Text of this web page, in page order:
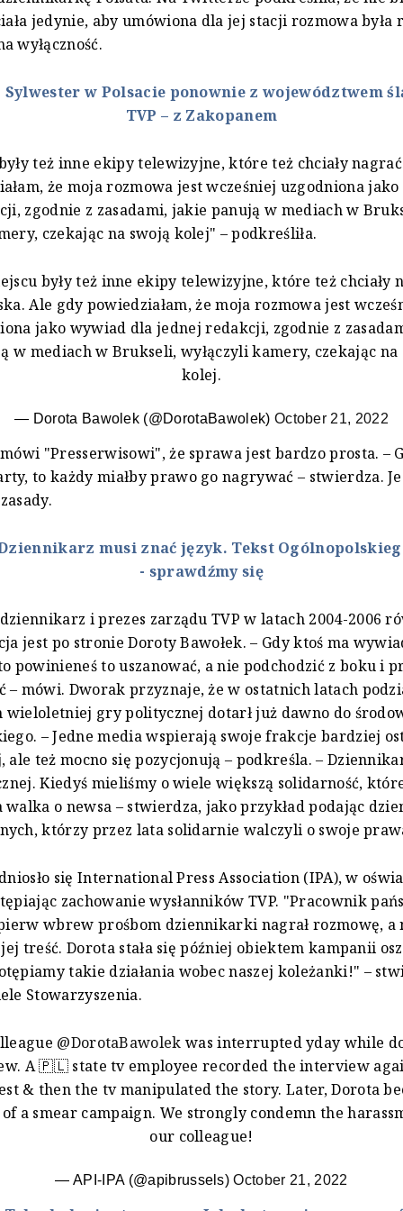
jedynie, aby umówiona dla jej stacji rozmowa była
wyłączność.
Sylwester w Polsacie ponownie z województwem
TVP – z Zakopanem
też inne ekipy telewizyjne, które też chciały
że moja rozmowa jest wcześniej uzgodniona
zgodnie z zasadami, jakie panują w mediach w
czekając na swoją kolej" – podkreśliła.
były też inne ekipy telewizyjne, które też chciały
Ale gdy powiedziałam, że moja rozmowa jest
jako wywiad dla jednej redakcji, zgodnie z
w mediach w Brukseli, wyłączyli kamery, czekając na
kolej.
— Dorota Bawolek (@DorotaBawolek) October 21, 2022
mówi "Presserwisowi", że sprawa jest bardzo prosta. –
to każdy miałby prawo go nagrywać – stwierdza.
musi znać język. Tekst
- sprawdźmy się
i prezes zarządu TVP w latach 2004-2006
jest po stronie Doroty Bawołek. – Gdy ktoś ma
powinieneś to uszanować, a nie podchodzić z boku i
– mówi. Dworak przyznaje, że w ostatnich latach
wieloletniej gry politycznej dotarł już dawno do
– Jedne media wspierają swoje frakcje bardziej
ale też mocno się pozycjonują – podkreśla. –
Kiedyś mieliśmy o wiele większą solidarność,
walka o newsa – stwierdza, jako przykład podając
którzy przez lata solidarnie walczyli o swoje
się International Press Association (IPA), w
zachowanie wysłanników TVP. "Pracownik
wbrew prośbom dziennikarki nagrał rozmowę, a
jej treść. Dorota stała się później obiektem kampanii
takie działania wobec naszej koleżanki!" –
Stowarzyszenia.
@DorotaBawolek was interrupted yday while
A 🇵🇱 state tv employee recorded the interview
& then the tv manipulated the story. Later, Dorota
a smear campaign. We strongly condemn the
our colleague!
— API-IPA (@apibrussels)October 21, 2022